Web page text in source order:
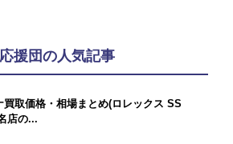
援団の人気記事
買取価格・相場まとめ(ロレックス SS
店の...